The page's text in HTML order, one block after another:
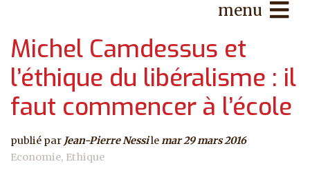
menu
Michel Camdessus et
l’éthique du libéralisme : il
faut commencer à l’école
publié par Jean-Pierre Nessilemar 29 mars 2016
Economie Ethique